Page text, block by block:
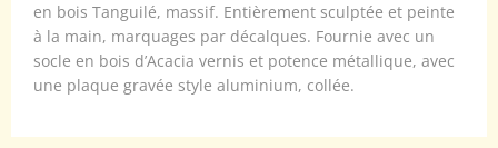
en bois Tanguilé, massif. Entièrement sculptée et peinte
à la main, marquages par décalques. Fournie avec un
socle en bois d’Acacia vernis et potence métallique, avec
une plaque gravée style aluminium, collée.